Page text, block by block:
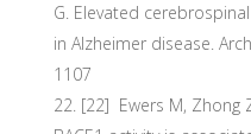
G. Elevated
in Alzheimer disease.
1107
[22] Ewers M, Zhong